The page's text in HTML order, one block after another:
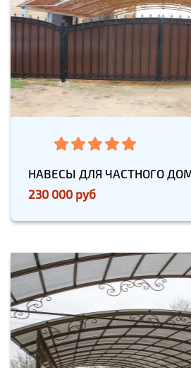
НАВЕСЫ ДЛЯ ЧАСТНОГО
230 000 руб